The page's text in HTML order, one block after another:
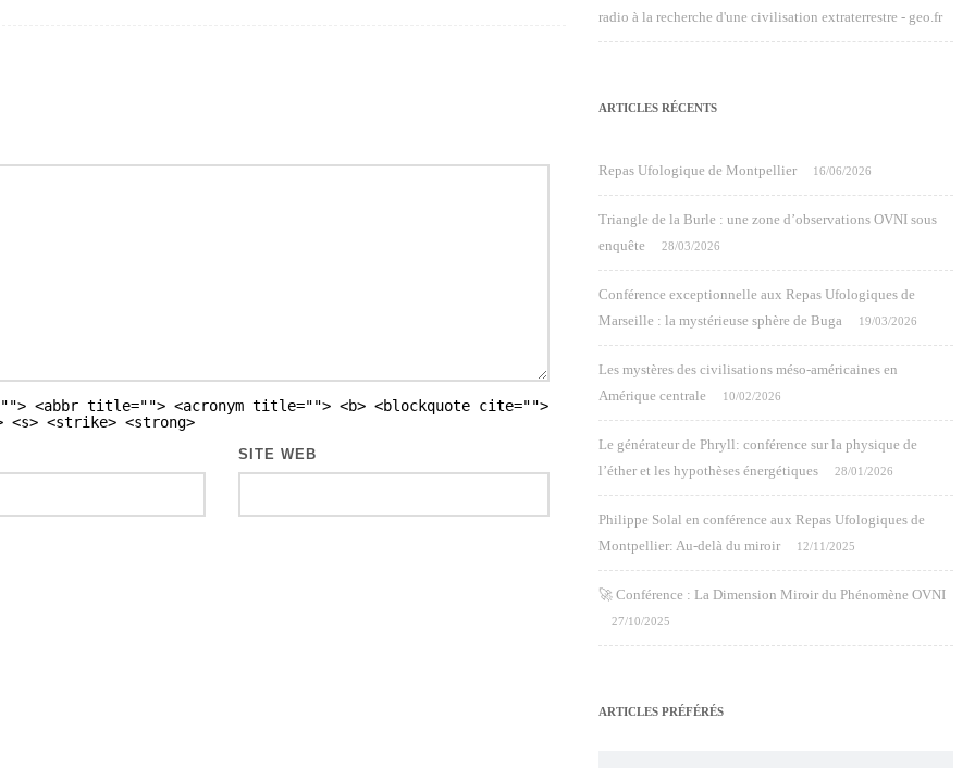
<abbr title=""> <acronym title=""> <b> <blockquote cite="">
<s> <strike> <strong>
SITE WEB
radio à la recherche d'une civilisation extraterrestre - geo.fr
ARTICLES RÉCENTS
Repas Ufologique de Montpellier 16/06/2026
Triangle de la Burle : une zone d’observations OVNI sous
enquête
28/03/2026
Conférence exceptionnelle aux Repas Ufologiques de
Marseille : la mystérieuse sphère de Buga
19/03/2026
Les mystères des civilisations méso-américaines en
Amérique centrale
10/02/2026
Le générateur de Phryll: conférence sur la physique de
l’éther et les hypothèses énergétiques
28/01/2026
Philippe Solal en conférence aux Repas Ufologiques de
Montpellier: Au-delà du miroir
12/11/2025
🚀 Conférence : La Dimension Miroir du Phénomène OVNI
27/10/2025
ARTICLES PRÉFÉRÉS